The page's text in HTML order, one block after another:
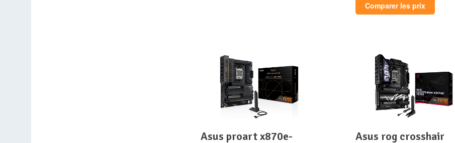
Comparer les prix
asus proart x870e-
asus rog crosshair